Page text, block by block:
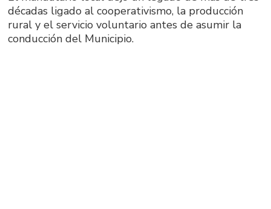
décadas ligado al cooperativismo, la producción
rural y el servicio voluntario antes de asumir la
conducción del Municipio.